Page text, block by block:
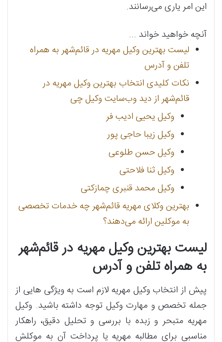
این امر یاری می‌رسانند.
آنچه خواهید خواند ...
لیست بهترین وکیل مهریه در قائم‌شهر به همراه
تلفن و آدرس
نکات کلیدی انتخاب بهترین وکیل مهریه در
قائم‌شهر از دید وب‌سایت وکیل چی
وکیل یحیی ادیب فر
وکیل زیبا حاجی پور
وکیل حسن طلوعی
وکیل ثنا فلاحتی
وکیل محمد قنبری چمازکتی
بهترین وکلای مهریه قائم‌شهر چه خدمات تخصصی
به موکلین ارائه می‌دهند؟
لیست بهترین وکیل مهریه در قائم‌شهر
به همراه تلفن و آدرس
پیش از انتخاب وکیل مهریه لازم است به ویژگی هایی از
جمله تخصص و مهارت وکیل توجه داشته باشید. وکیل
مهریه متبحر و زبده با بررسی و تحلیل دقیق، راهکار
مناسبی برای مطالبه مهریه یا پرداخت آن به موکلش